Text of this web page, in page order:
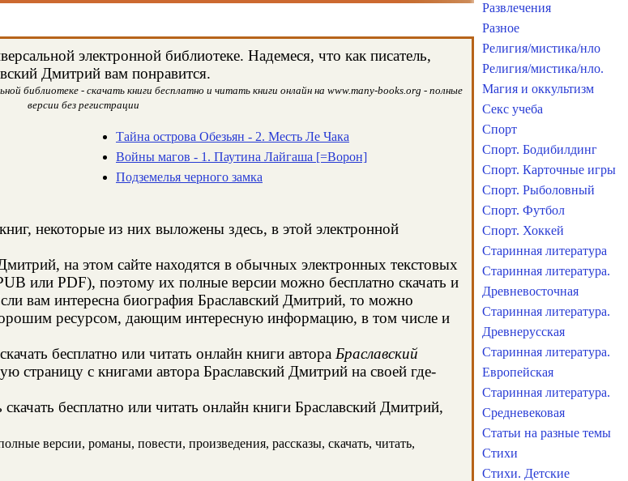
электронной библиотеке. Надемеся, что как писатель,
Дмитрий вам понравится.
библиотеке - скачать книги бесплатно и читать книги онлайн на www.many-books.org - полные
версии без регистрации
Тайна острова Обезьян - 2. Месть Ле Чака
Войны магов - 1. Паутина Лайгаша [=Ворон]
Подземелья черного замка
некоторые из них выложены здесь, в этой электронной
на этом сайте находятся в обычных электронных текстовых
или PDF), поэтому их полные версии можно бесплатно скачать и
вам интересна биография Браславский Дмитрий, то можно
ресурсом, дающим интересную информацию, в том числе и
бесплатно или читать онлайн книги автора Браславский
страницу с книгами автора Браславский Дмитрий на своей где-
бесплатно или читать онлайн книги Браславский Дмитрий,
версии, романы, повести, произведения, рассказы, скачать, читать,
Развлечения
Разное
Религия/мистика/нло
Религия/мистика/нло.
Магия и оккультизм
Секс учеба
Спорт
Спорт. Бодибилдинг
Спорт. Карточные игры
Спорт. Рыболовный
Спорт. Футбол
Спорт. Хоккей
Старинная литература
Старинная литература.
Древневосточная
Старинная литература.
Древнерусская
Старинная литература.
Европейская
Старинная литература.
Средневековая
Статьи на разные темы
Стихи
Стихи. Детские